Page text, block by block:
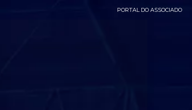
PORTAL DO ASSOCIADO